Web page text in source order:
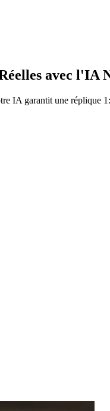
avec l'IA
IA garantit une réplique